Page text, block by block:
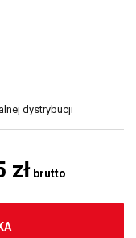
dystrybucji
zł brutto